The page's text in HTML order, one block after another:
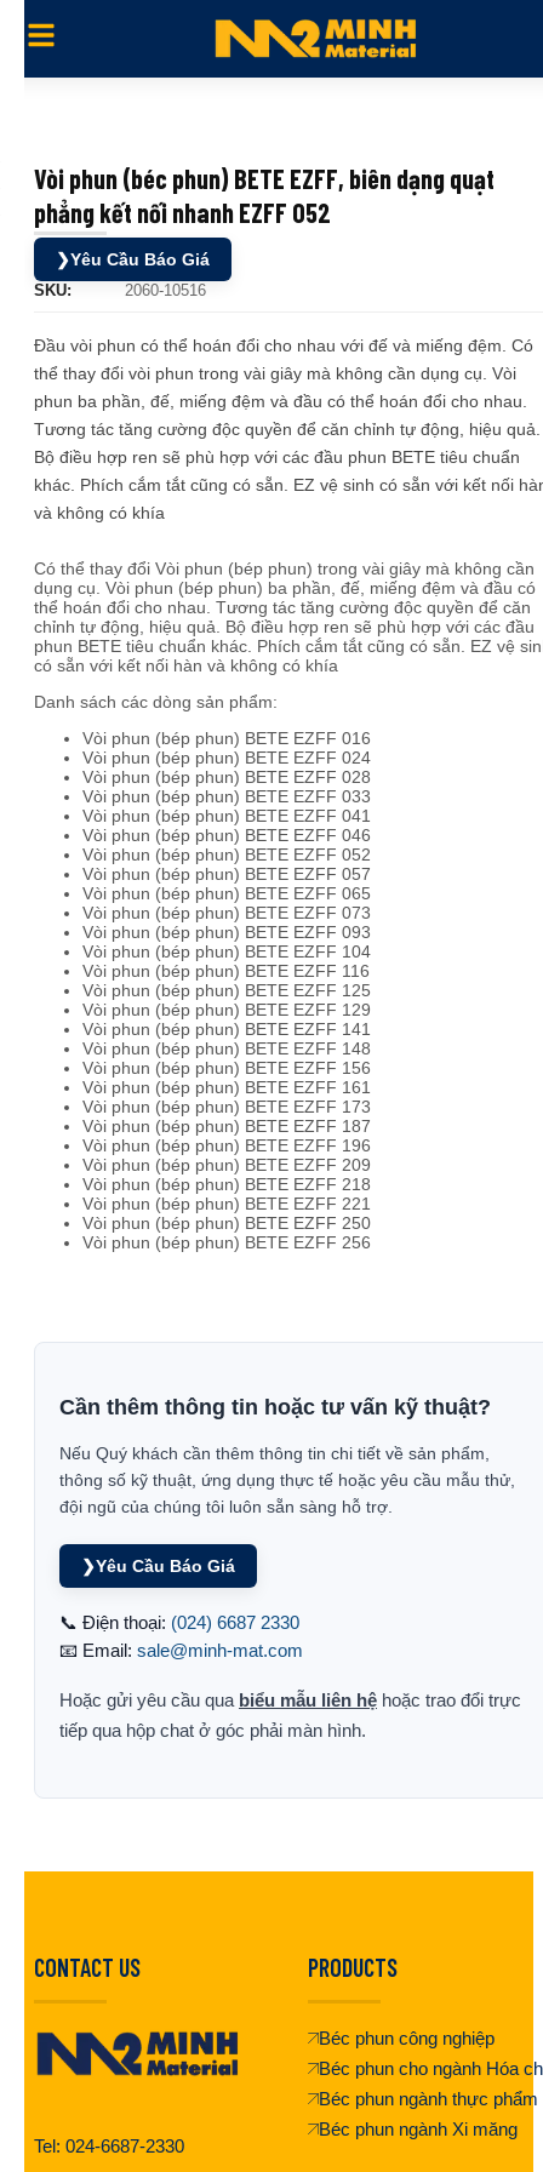
Vòi phun (béc phun) BETE EZFF, biên dạng quạt
phẳng kết nối nhanh EZFF 052
❯Yêu Cầu Báo Giá
SKU: 2060-10516
Đầu vòi phun có thể hoán đổi cho nhau với đế và miếng đệm. Có
thể thay đổi vòi phun trong vài giây mà không cần dụng cụ. Vòi
phun ba phần, đế, miếng đệm và đầu có thể hoán đổi cho nhau.
Tương tác tăng cường độc quyền để căn chỉnh tự động, hiệu quả.
Bộ điều hợp ren sẽ phù hợp với các đầu phun BETE tiêu chuẩn
khác. Phích cắm tắt cũng có sẵn. EZ vệ sinh có sẵn với kết nối
và không có khía
Có thể thay đổi Vòi phun (bép phun) trong vài giây mà không cần
dụng cụ. Vòi phun (bép phun) ba phần, đế, miếng đệm và đầu có
thể hoán đổi cho nhau. Tương tác tăng cường độc quyền để căn
chỉnh tự động, hiệu quả. Bộ điều hợp ren sẽ phù hợp với các đầu
phun BETE tiêu chuẩn khác. Phích cắm tắt cũng có sẵn. EZ vệ
có sẵn với kết nối hàn và không có khía
Danh sách các dòng sản phẩm:
Vòi phun (bép phun) BETE EZFF 016
Vòi phun (bép phun) BETE EZFF 024
Vòi phun (bép phun) BETE EZFF 028
Vòi phun (bép phun) BETE EZFF 033
Vòi phun (bép phun) BETE EZFF 041
Vòi phun (bép phun) BETE EZFF 046
Vòi phun (bép phun) BETE EZFF 052
Vòi phun (bép phun) BETE EZFF 057
Vòi phun (bép phun) BETE EZFF 065
Vòi phun (bép phun) BETE EZFF 073
Vòi phun (bép phun) BETE EZFF 093
Vòi phun (bép phun) BETE EZFF 104
Vòi phun (bép phun) BETE EZFF 116
Vòi phun (bép phun) BETE EZFF 125
Vòi phun (bép phun) BETE EZFF 129
Vòi phun (bép phun) BETE EZFF 141
Vòi phun (bép phun) BETE EZFF 148
Vòi phun (bép phun) BETE EZFF 156
Vòi phun (bép phun) BETE EZFF 161
Vòi phun (bép phun) BETE EZFF 173
Vòi phun (bép phun) BETE EZFF 187
Vòi phun (bép phun) BETE EZFF 196
Vòi phun (bép phun) BETE EZFF 209
Vòi phun (bép phun) BETE EZFF 218
Vòi phun (bép phun) BETE EZFF 221
Vòi phun (bép phun) BETE EZFF 250
Vòi phun (bép phun) BETE EZFF 256
Cần thêm thông tin hoặc tư vấn kỹ thuật?
Nếu Quý khách cần thêm thông tin chi tiết về sản phẩm,
thông số kỹ thuật, ứng dụng thực tế hoặc yêu cầu mẫu thử,
đội ngũ của chúng tôi luôn sẵn sàng hỗ trợ.
❯Yêu Cầu Báo Giá
📞 Điện thoại: (024) 6687 2330
📧 Email: sale@minh-mat.com
Hoặc gửi yêu cầu qua biểu mẫu liên hệ hoặc trao đổi trực
tiếp qua hộp chat ở góc phải màn hình.
CONTACT US
Tel: 024-6687-2330
PRODUCTS
Béc phun công nghiệp
Béc phun cho ngành Hóa
Béc phun ngành thực phẩm
Béc phun ngành Xi măng